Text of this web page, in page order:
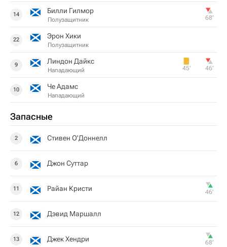
14 Билли Гилмор
Полузащитник 68‎’‎
22 Эрон Хики
Полузащитник
9 Линдон Дайкс
Нападающий 45‎’‎ 46‎’‎
10 Че Адамс
Нападающий
Запасные
2 Стивен О'Доннелл
6 Джон Суттар
11 Райан Кристи 46‎’‎
12 Дэвид Маршалл
13 Джек Хендри 68‎’‎